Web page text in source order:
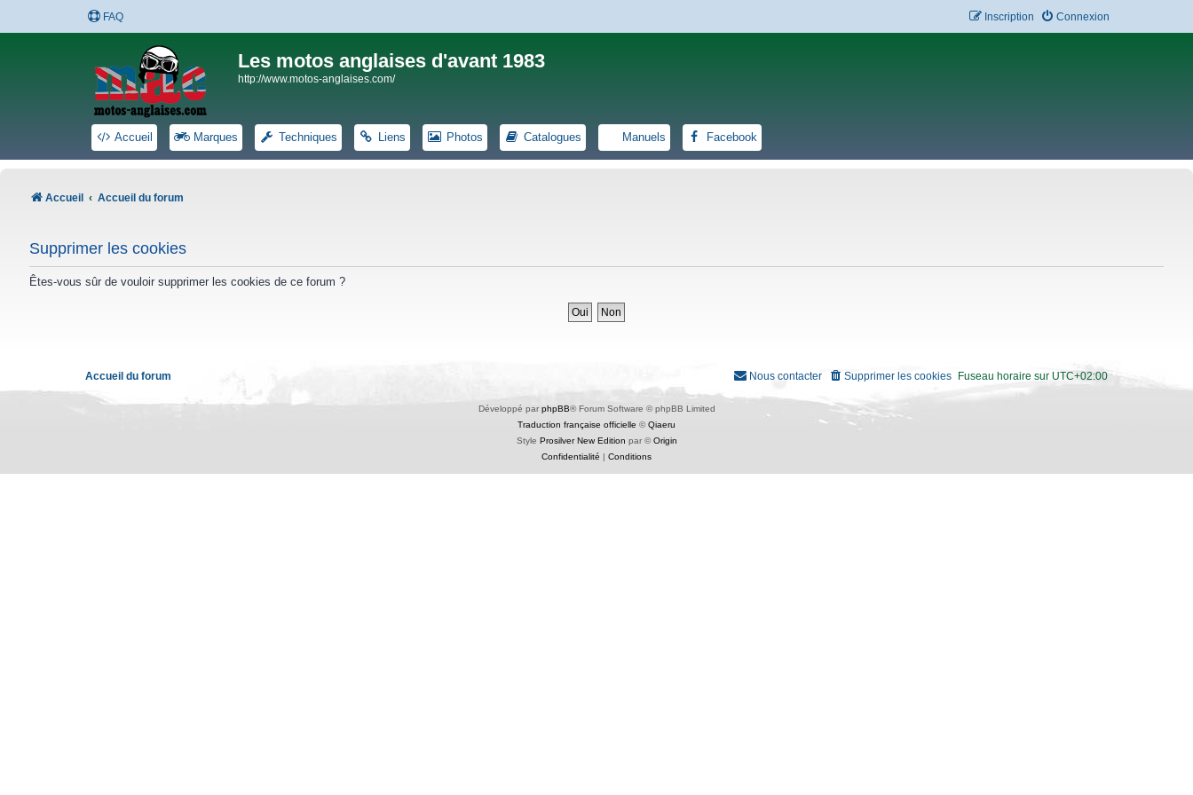
FAQ Connexion
Inscription
Les motos anglaises d'avant 1983
http://www.motos-anglaises.com/
Accueil Marques Techniques Liens Photos Catalogues Manuels Facebook
Accueil Accueil du forum
Supprimer les cookies
Êtes-vous sûr de vouloir supprimer les cookies de ce forum ?
Accueil du forum Fuseau horaire sur UTC+02:00
Supprimer les cookies
Nous contacter
Développé par phpBB® Forum Software © phpBB Limited
Traduction française officielle ©Qiaeru
Style Prosilver New Edition par ©Origin
Confidentialité | Conditions